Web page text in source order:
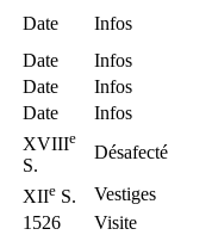
Date
Infos
Date
Infos
Date
Infos
Date
Infos
XVIIIe
S.
Désafecté
XIIe S.
Vestiges
1526
Visite